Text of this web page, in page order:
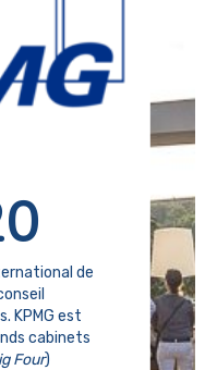
de
. KPMG est
cabinets
Four)